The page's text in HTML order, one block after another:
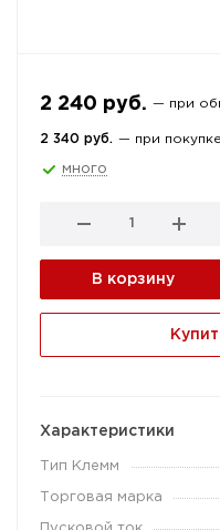
2 240 руб. — при
2 340 руб. — при покупке
много
В корзину
Характеристики
Тип Клемм
Торговая марка